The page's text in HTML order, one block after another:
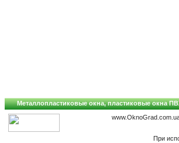
Металлопластиковые окна, пластиковые окна
При